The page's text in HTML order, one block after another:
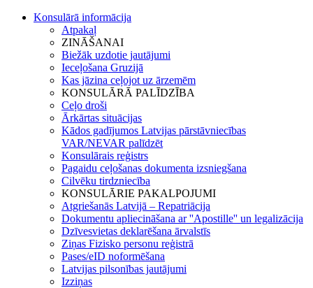
Konsulārā informācija
Atpakaļ
ZINĀŠANAI
Biežāk uzdotie jautājumi
Ieceļošana Gruzijā
Kas jāzina ceļojot uz ārzemēm
KONSULĀRĀ PALĪDZĪBA
Ceļo droši
Ārkārtas situācijas
Kādos gadījumos Latvijas pārstāvniecības
VAR/NEVAR palīdzēt
Konsulārais reģistrs
Pagaidu ceļošanas dokumenta izsniegšana
Cilvēku tirdzniecība
KONSULĀRIE PAKALPOJUMI
Atgriešanās Latvijā – Repatriācija
Dokumentu apliecināšana ar ''Apostille'' un legalizācija
Dzīvesvietas deklarēšana ārvalstīs
Ziņas Fizisko personu reģistrā
Pases/eID noformēšana
Latvijas pilsonības jautājumi
Izziņas